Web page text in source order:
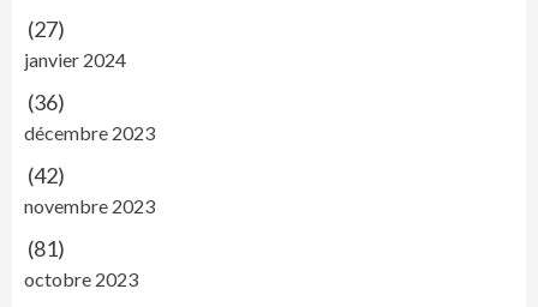
(27)
janvier 2024
(36)
décembre 2023
(42)
novembre 2023
(81)
octobre 2023